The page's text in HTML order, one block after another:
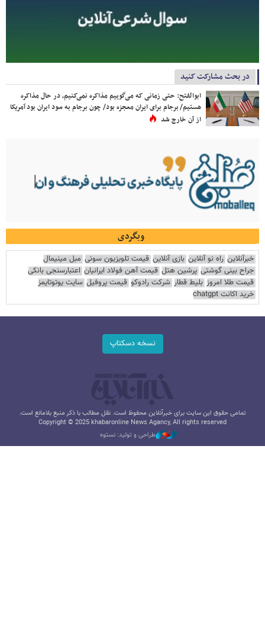
در بحث مشارکت کنید
ابوالفتح: حتی زمانی که می‌گوییم مذاکره نمی‌کنیم، در حال مذاکره
هستیم/ برجام برای ایران معجزه بود/ چون برجام به سود ایران بود آمریکا
از آن خارج شد
وبگردی
خبرآنلاین راه نو آنلاین بازی آنلاین قیمت تلویزیون سونی مبل مینیمال
جراح بینی گوشتی پرشین هتل قیمت آهن فولاد ایرانیان اعتبارسنجی بانکی
قیمت طلا امروز بلیط قطار شرکت رادوکو قیمت پروفیل سایت یوتوتایمز
خرید اکانت chatgpt
نسخه دسکتاپ
تمامی حقوق این سایت برای خبرآنلاین محفوظ است. نقل مطالب با ذکر منبع بلامانع است.
Copyright © 2025 khabaronline News Agancy, All rights reserved
طراحی و تولید: نستوه